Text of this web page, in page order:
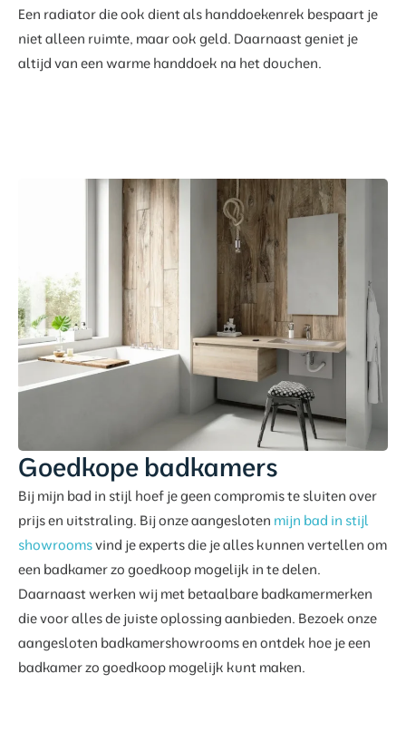
Een radiator die ook dient als handdoekenrek bespaart je
niet alleen ruimte, maar ook geld. Daarnaast geniet je
altijd van een warme handdoek na het douchen.
Goedkope badkamers
Bij mijn bad in stijl hoef je geen compromis te sluiten over
prijs en uitstraling. Bij onze aangesloten mijn bad in stijl
showroomsvind je experts die je alles kunnen vertellen om
een badkamer zo goedkoop mogelijk in te delen.
Daarnaast werken wij met betaalbare badkamermerken
die voor alles de juiste oplossing aanbieden. Bezoek onze
aangesloten badkamershowrooms en ontdek hoe je een
badkamer zo goedkoop mogelijk kunt maken.